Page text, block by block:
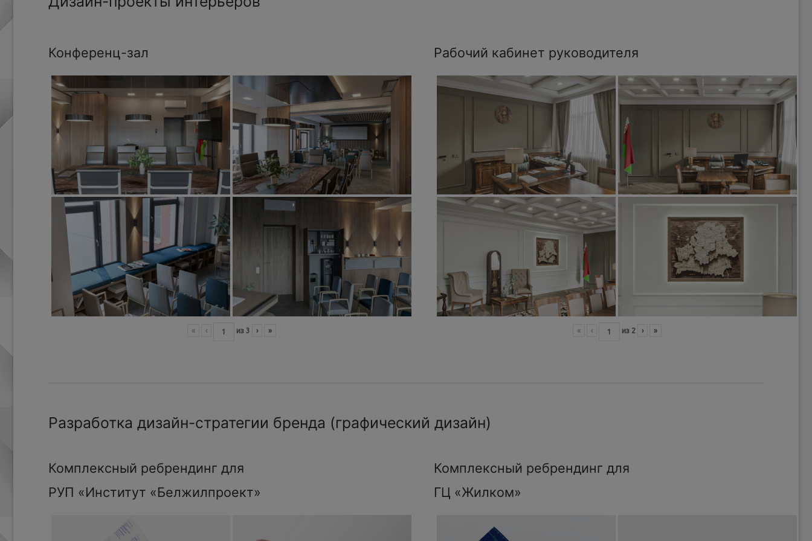
Конференц-зал
« ‹ из 3 › »
Рабочий кабинет руководителя
« ‹ из 2 › »
Разработка дизайн-стратегии бренда (графический дизайн)
Комплексный ребрендинг для
РУП «Институт «Белжилпроект»
Комплексный ребрендинг для
ГЦ «Жилком»